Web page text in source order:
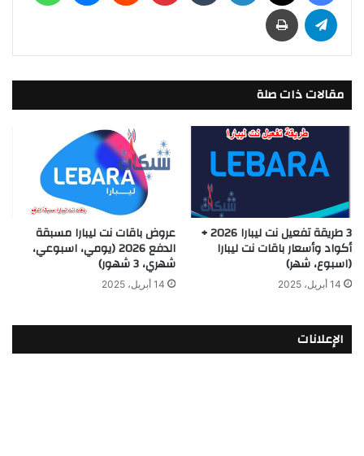
تيلقرام طباعة
مقالات ذات صلة
3 طريقة تفعيل نت ليبارا 2026 +
أكواد وأسعار باقات نت ليبارا
(اسبوع، شهر)
14 أبريل، 2025
عروض باقات نت ليبارا مسبقة
الدفع 2026 (يومي، اسبوعي،
شهري، 3 شهور)
14 أبريل، 2025
الإعلانات